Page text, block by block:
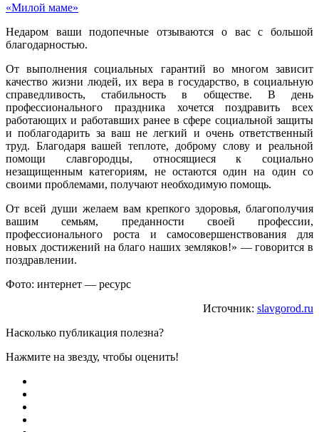
«Милой маме»
Недаром ваши подопечные отзываются о вас с большой
благодарностью.
От выполнения социальных гарантий во многом зависит
качество жизни людей, их вера в государство, в социальную
справедливость, стабильность в обществе. В день
профессионального праздника хочется поздравить всех
работающих и работавших ранее в сфере социальной защиты
и поблагодарить за ваш не легкий и очень ответственный
труд. Благодаря вашей теплоте, доброму слову и реальной
помощи славгородцы, относящиеся к социально
незащищенным категориям, не остаются один на один со
своими проблемами, получают необходимую помощь.
От всей души желаем вам крепкого здоровья, благополучия
вашим семьям, преданности своей профессии,
профессионального роста и самосовершенствования для
новых достижений на благо наших земляков!» — говорится в
поздравлении.
Фото: интернет — ресурс
Источник: slavgorod.ru
Насколько публикация полезна?
Нажмите на звезду, чтобы оценить!